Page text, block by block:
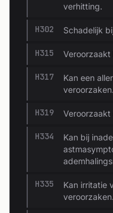
verhitting.
H302 Schadelijk
H315 Veroorzaakt
H317
Kan een
veroorzaken.
H319
H334
Kan bij
H335
Kan irritatie
veroorzaken.